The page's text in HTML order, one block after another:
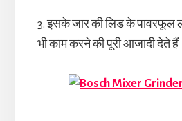
3. इसके जार की लिड के पावरफूल
भी काम करने की पूरी आजादी देते